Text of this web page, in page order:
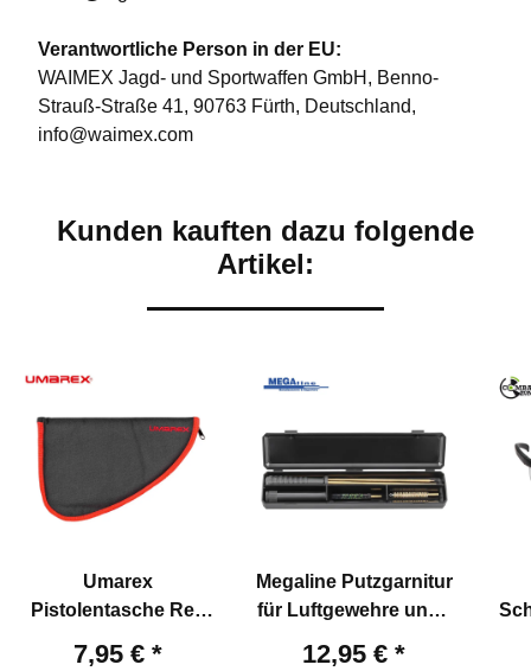
Verantwortliche Person in der EU:
WAIMEX Jagd- und Sportwaffen GmbH, Benno-
Strauß-Straße 41, 90763 Fürth, Deutschland,
info@waimex.com
Kunden kauften dazu folgende
Artikel:
Umarex
Pistolentasche Red
7,95 € *
Megaline Putzgarnitur
für Luftgewehre und -
12,95 € *